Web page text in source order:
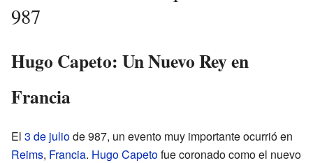
987
Hugo Capeto: Un Nuevo Rey en
Francia
El 3 de juliode 987, un evento muy importante ocurrió en
Reims, Francia. Hugo Capetofue coronado como el nuevo